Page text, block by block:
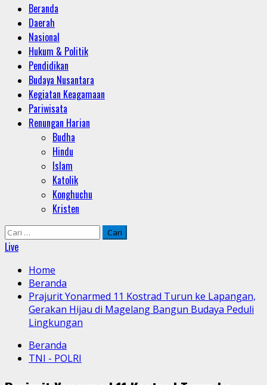
Primary
Menu
Beranda
Daerah
Nasional
Hukum & Politik
Pendidikan
Budaya Nusantara
Kegiatan Keagamaan
Pariwisata
Renungan Harian
Budha
Hindu
Islam
Katolik
Konghuchu
Kristen
Cari
untuk:
Live
Home
Beranda
Prajurit Yonarmed 11 Kostrad Turun ke Lapangan,
Gerakan Hijau di Magelang Bangun Budaya Peduli
Lingkungan
Beranda
TNI - POLRI